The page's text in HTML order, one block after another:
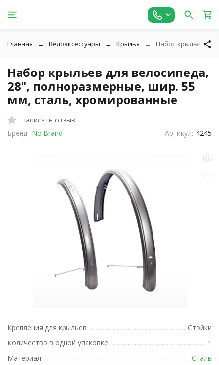
Главная Велоаксессуары Крылья Набор крыльев
Набор крыльев для велосипеда,
28", полноразмерные, шир. 55
мм, сталь, хромированные
Написать отзыв
Бренд: No Brand Артикул: 4245
Крепления для крыльев
Стойки
Количество в одной упаковке
1
Материал
Сталь